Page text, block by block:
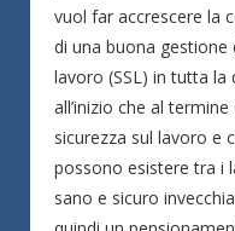
vuol far accrescere la
di una buona gestione
lavoro (SSL) in tutta la
all’inizio che al
sicurezza sul lavoro e
possono esistere tra i
sano e sicuro